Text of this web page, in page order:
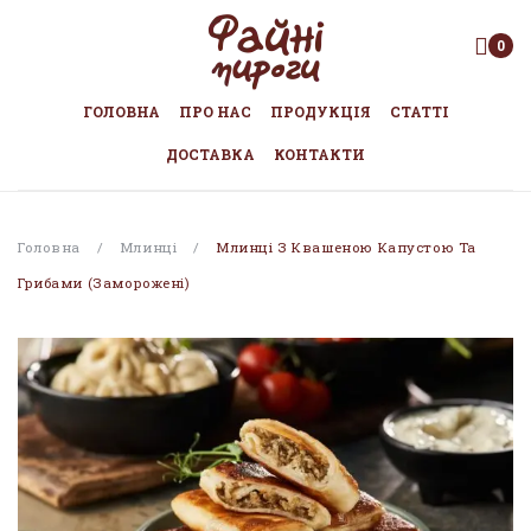
ГОЛОВНА ПРО НАС ПРОДУКЦІЯ СТАТТІ
ДОСТАВКА КОНТАКТИ
0
Головна / Млинці /
Млинці З Квашеною Капустою Та
Грибами (заморожені)